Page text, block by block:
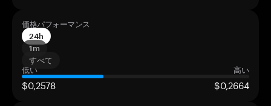
価格パフォーマンス
24h
1m
すべて
低い
高い
$0,2578 $0,2664